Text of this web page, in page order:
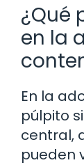
¿Qué
en la
En la
púlpito
central,
pueden